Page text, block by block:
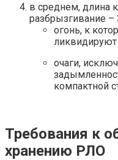
в среднем, длина
разбрызгивание –
огонь, к
очаги,
компактной
Требования к
хранению РЛО